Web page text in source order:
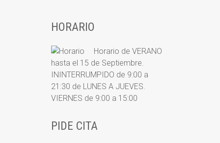
HORARIO
Horario de VERANO
hasta el 15 de Septiembre.
ININTERRUMPIDO de 9:00 a
21:30 de LUNES A JUEVES.
VIERNES de 9:00 a 15:00
PIDE CITA